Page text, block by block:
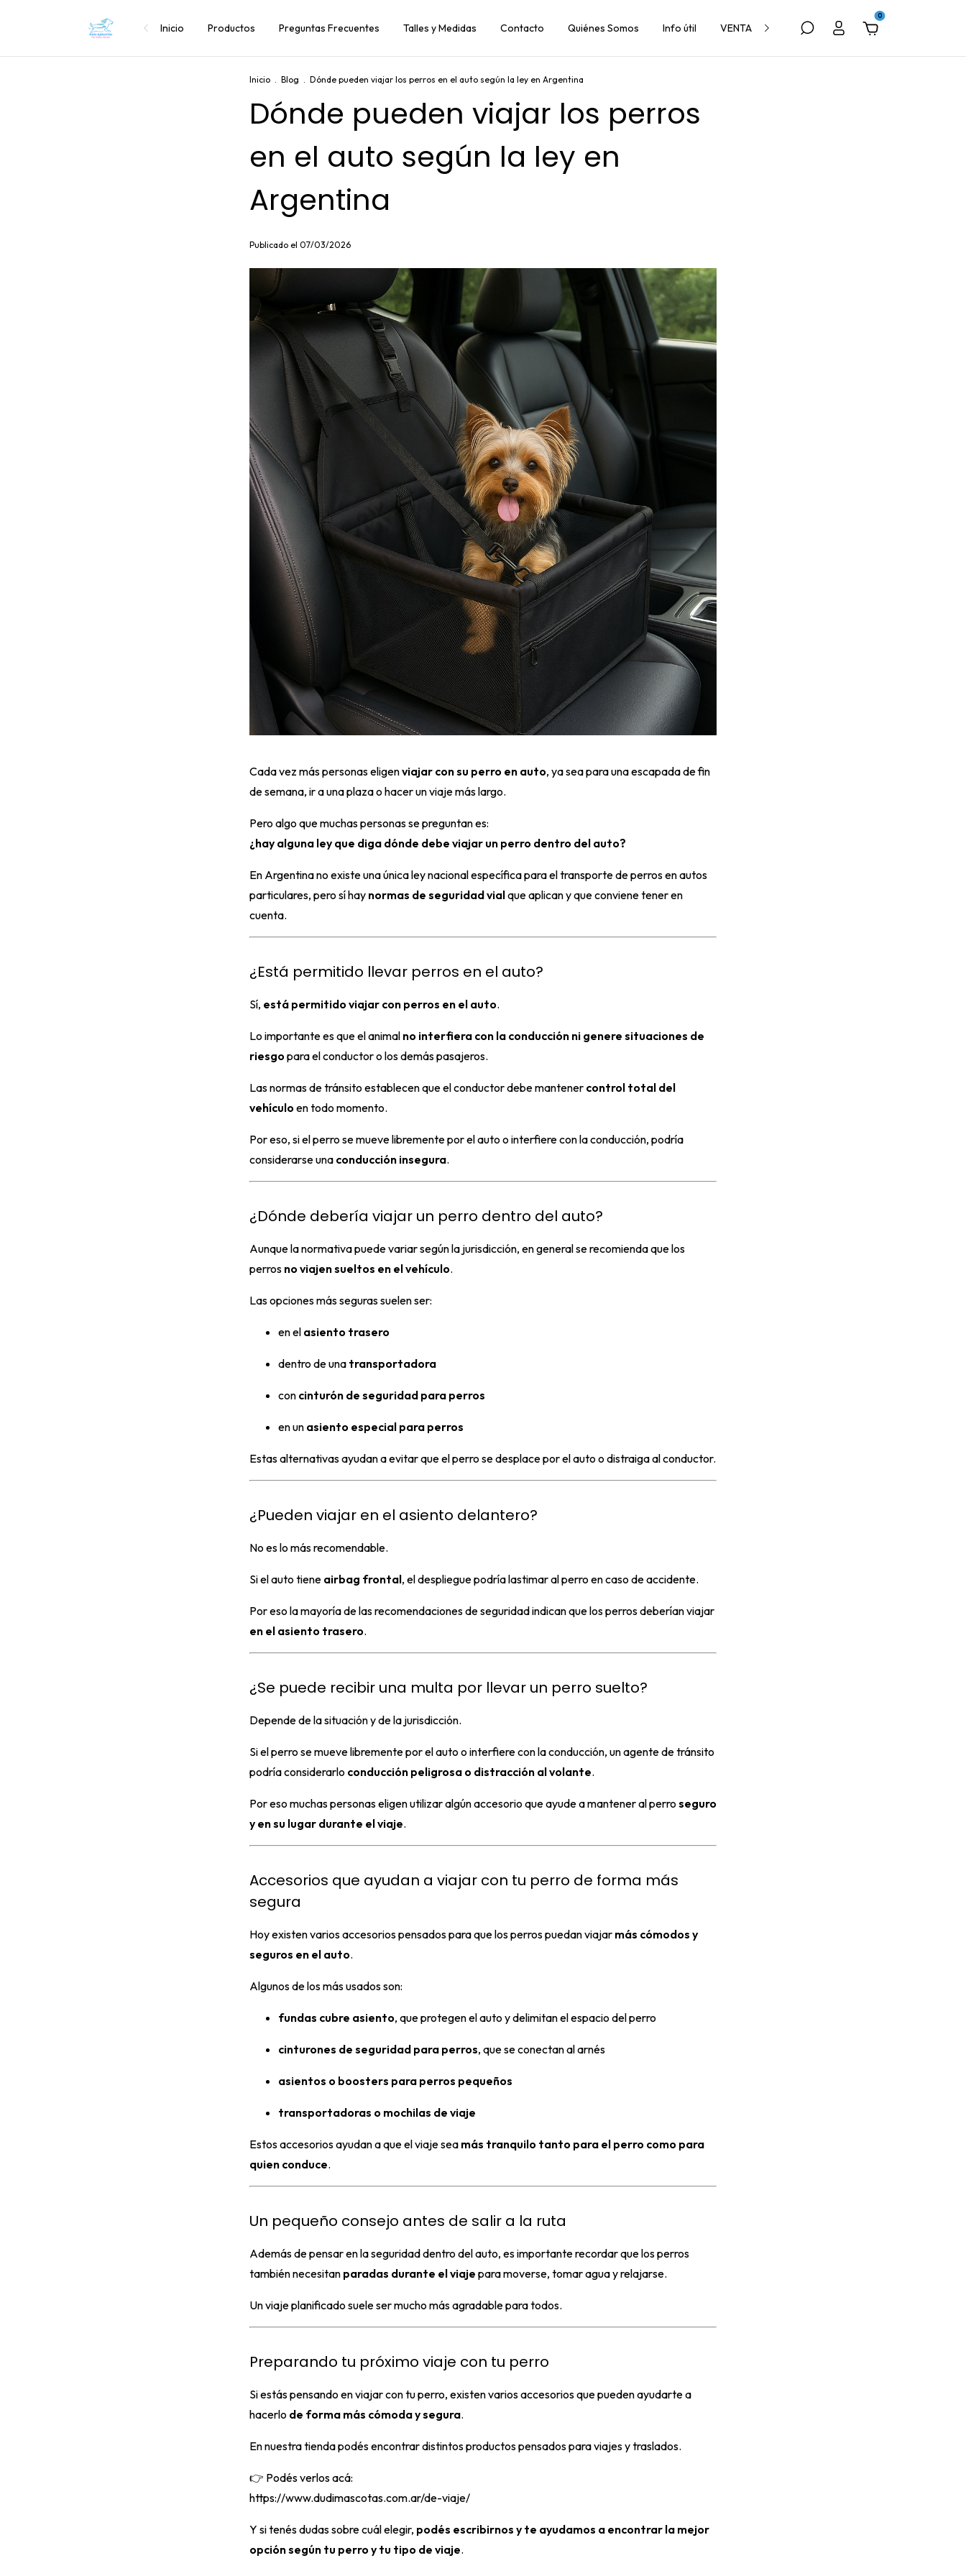
Inicio Productos Preguntas Frecuentes Talles y Medidas Contacto Quiénes Somos Info útil VENTA A VETERINARIAS
0
Inicio . Blog . Dónde pueden viajar los perros en el auto según la ley en Argentina
Dónde pueden viajar los perros
en el auto según la ley en
Argentina
Publicado el 07/03/2026
Cada vez más personas eligenviajar con su perro en auto, ya sea para una escapada de fin
de semana, ir a una plaza o hacer un viaje más largo.
Pero algo que muchas personas se preguntan es:
¿hay alguna ley que diga dónde debe viajar un perro dentro del auto?
En Argentina no existe una única ley nacional específica para el transporte de perros en autos
particulares, pero sí hay normas de seguridad vialque aplican y que conviene tener en
cuenta.
¿Está permitido llevar perros en el auto?
Sí, está permitido viajar con perros en el auto.
Lo importante es que el animal no interfiera con la conducción ni genere situaciones de
riesgo para el conductor o los demás pasajeros.
Las normas de tránsito establecen que el conductor debe mantener control total del
vehículo en todo momento.
Por eso, si el perro se mueve libremente por el auto o interfiere con la conducción, podría
considerarse una conducción insegura.
¿Dónde debería viajar un perro dentro del auto?
Aunque la normativa puede variar según la jurisdicción, en general se recomienda que los
perros no viajen sueltos en el vehículo.
Las opciones más seguras suelen ser:
en el asiento trasero
dentro de una transportadora
con cinturón de seguridad para perros
en un asiento especial para perros
Estas alternativas ayudan a evitar que el perro se desplace por el auto o distraiga al conductor.
¿Pueden viajar en el asiento delantero?
No es lo más recomendable.
Si el auto tiene airbag frontal, el despliegue podría lastimar al perro en caso de accidente.
Por eso la mayoría de las recomendaciones de seguridad indican que los perros deberían viajar
en el asiento trasero.
¿Se puede recibir una multa por llevar un perro suelto?
Depende de la situación y de la jurisdicción.
Si el perro se mueve libremente por el auto o interfiere con la conducción, un agente de tránsito
podría considerarlo conducción peligrosa o distracción al volante.
Por eso muchas personas eligen utilizar algún accesorio que ayude a mantener al perro seguro
y en su lugar durante el viaje.
Accesorios que ayudan a viajar con tu perro de forma más
segura
Hoy existen varios accesorios pensados para que los perros puedan viajar más cómodos y
seguros en el auto.
Algunos de los más usados son:
fundas cubre asiento, que protegen el auto y delimitan el espacio del perro
cinturones de seguridad para perros, que se conectan al arnés
asientos o boosters para perros pequeños
transportadoras o mochilas de viaje
Estos accesorios ayudan a que el viaje sea más tranquilo tanto para el perro como para
quien conduce.
Un pequeño consejo antes de salir a la ruta
Además de pensar en la seguridad dentro del auto, es importante recordar que los perros
también necesitan paradas durante el viaje para moverse, tomar agua y relajarse.
Un viaje planificado suele ser mucho más agradable para todos.
Preparando tu próximo viaje con tu perro
Si estás pensando en viajar con tu perro, existen varios accesorios que pueden ayudarte a
hacerlo de forma más cómoda y segura.
En nuestra tienda podés encontrar distintos productos pensados para viajes y traslados.
👉 Podés verlos acá:
https://www.dudimascotas.com.ar/de-viaje/
Y si tenés dudas sobre cuál elegir, podés escribirnos y te ayudamos a encontrar la mejor
opción según tu perro y tu tipo de viaje.